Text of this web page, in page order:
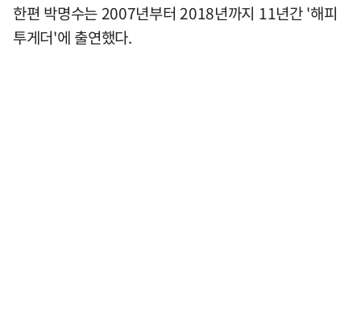
한편 박명수는 2007년부터 2018년까지 11년간 '해피
투게더'에 출연했다.